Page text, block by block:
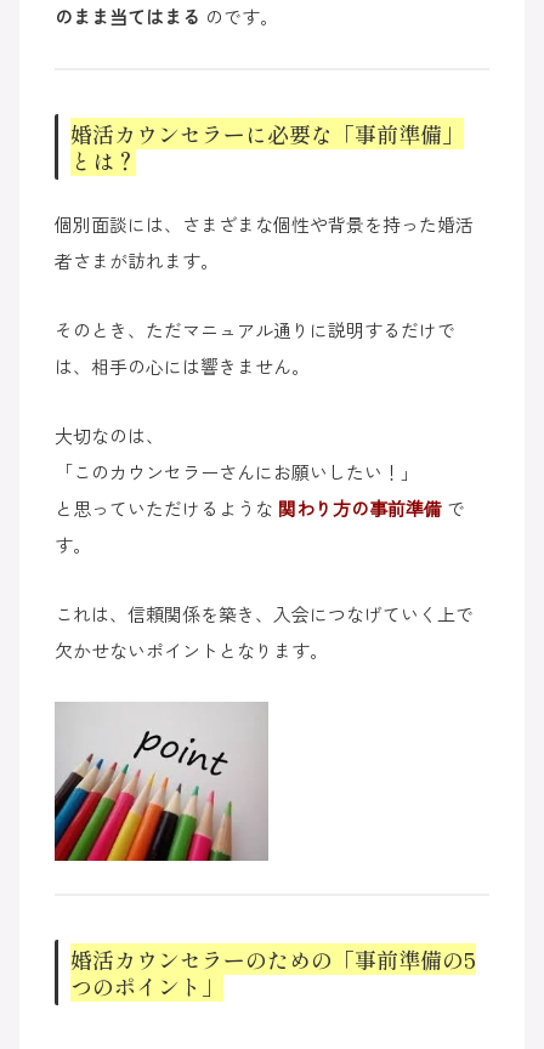
のまま当てはまる のです。
婚活カウンセラーに必要な「事前準備」
とは？
個別面談には、さまざまな個性や背景を持った婚活
者さまが訪れます。
そのとき、ただマニュアル通りに説明するだけで
は、相手の心には響きません。
大切なのは、
「このカウンセラーさんにお願いしたい！」
と思っていただけるような 関わり方の事前準備 で
す。
これは、信頼関係を築き、入会につなげていく上で
欠かせないポイントとなります。
婚活カウンセラーのための「事前準備の5
つのポイント」